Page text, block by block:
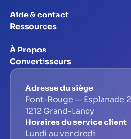
Aide & contact
Ressources
À Propos
Convertisseurs
Adresse du siège
Pont-Rouge — Esplanade 2
1212 Grand-Lancy
Horaires du service client
Lundi au vendredi